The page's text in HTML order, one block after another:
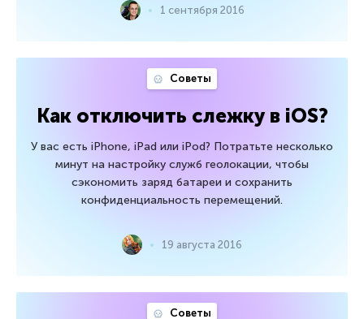
1 сентября 2016
Советы
Как отключить слежку в iOS?
У вас есть iPhone, iPad или iPod? Потратьте несколько
минут на настройку служб геолокации, чтобы
сэкономить заряд батареи и сохранить
конфиденциальность перемещений.
19 августа 2016
Советы